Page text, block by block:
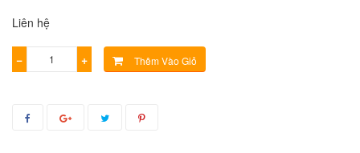
Liên hệ
− + Thêm Vào Giỏ